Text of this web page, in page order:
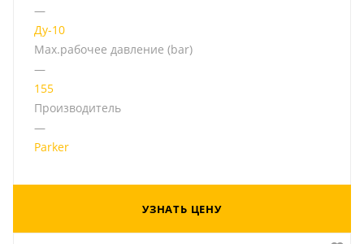
—
Ду-10
Мах.рабочее давление (bar)
—
155
Производитель
—
Parker
УЗНАТЬ ЦЕНУ